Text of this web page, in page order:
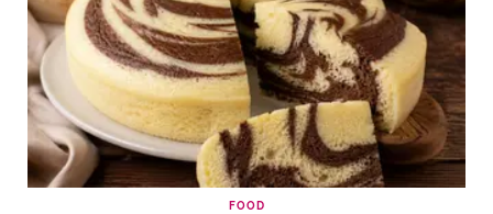
FOOD